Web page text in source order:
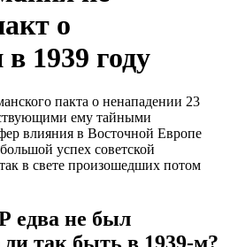
о
1939 году
пакта о ненападении 23
ему тайными
влияния в Восточной Европе
успех советской
в свете произошедших потом
едва не был